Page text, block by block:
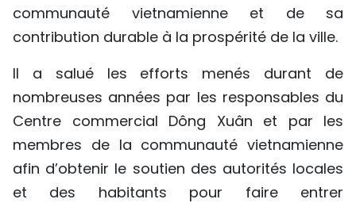
communauté vietnamienne et de sa
contribution durable à la prospérité de la ville.
Il a salué les efforts menés durant de
nombreuses années par les responsables du
Centre commercial Dông Xuân et par les
membres de la communauté vietnamienne
afin d’obtenir le soutien des autorités locales
et des habitants pour faire entrer